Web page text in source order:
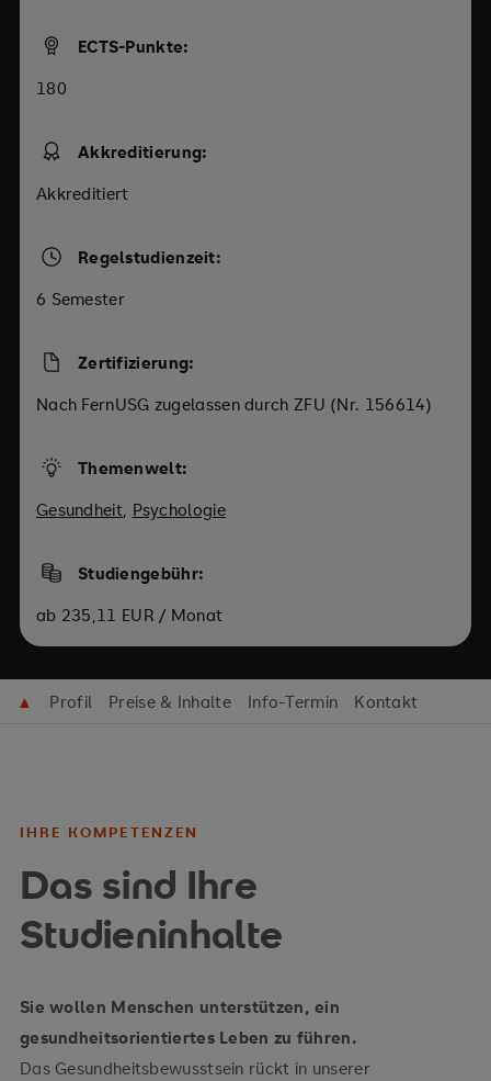
ECTS-Punkte:
180
Akkreditierung:
Akkreditiert
Regelstudienzeit:
6 Semester
Zertifizierung:
Nach FernUSG zugelassen durch ZFU (Nr. 156614)
Themenwelt:
Gesundheit, Psychologie
Studiengebühr:
ab 235,11 EUR / Monat
▲ Profil Preise & Inhalte Info-Termin Kontakt
IHRE KOMPETENZEN
Das sind Ihre
Studieninhalte
Sie wollen Menschen unterstützen, ein
gesundheitsorientiertes Leben zu führen.
Das Gesundheitsbewusstsein rückt in unserer